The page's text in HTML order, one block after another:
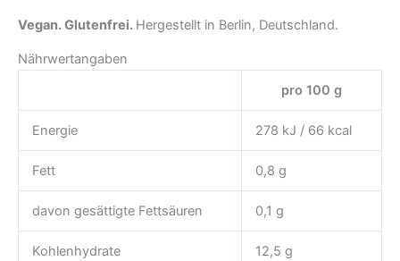
Vegan. Glutenfrei. Hergestellt in Berlin, Deutschland.
Nährwertangaben
pro 100 g
Energie 278 kJ / 66 kcal
Fett 0,8 g
davon gesättigte Fettsäuren 0,1 g
Kohlenhydrate 12,5 g